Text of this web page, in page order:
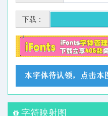
下载：
字符映射图